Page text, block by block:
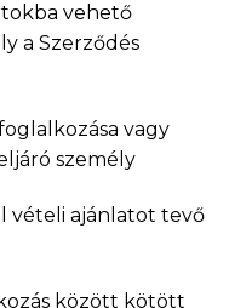
vehető
a Szerződés
vagy
személy
vételi ajánlatot tevő
között kötött